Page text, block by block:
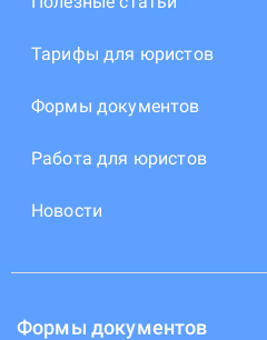
Тарифы для юристов
Формы документов
Работа для юристов
Новости
Формы документов